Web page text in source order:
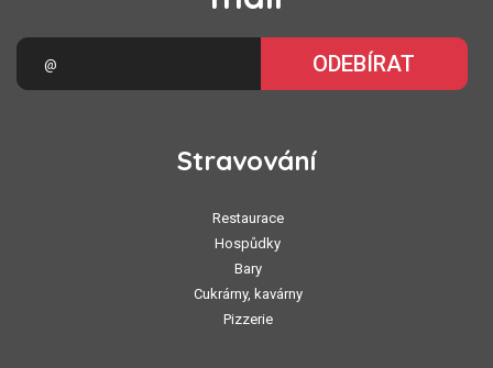
ODEBÍRAT
Stravování
Restaurace
Hospůdky
Bary
Cukrárny, kavárny
Pizzerie